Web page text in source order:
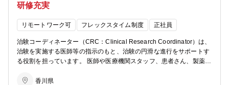
研修充実
リモートワーク可 フレックスタイム制度 正社員
治験コーディネーター（CRC：Clinical Research Coordinator）は、
治験を実施する医師等の指示のもと、治験の円滑な進行をサポートす
る役割を担っています。 医師や医療機関スタッフ、患者さん、製薬企
【職務詳細】 ■治験実施計画書の理解、把握 ■被験者である患者さん
香川県